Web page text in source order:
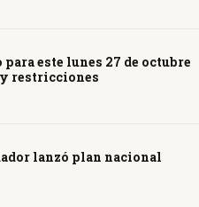
este lunes 27 de octubre
restricciones
lanzó plan nacional